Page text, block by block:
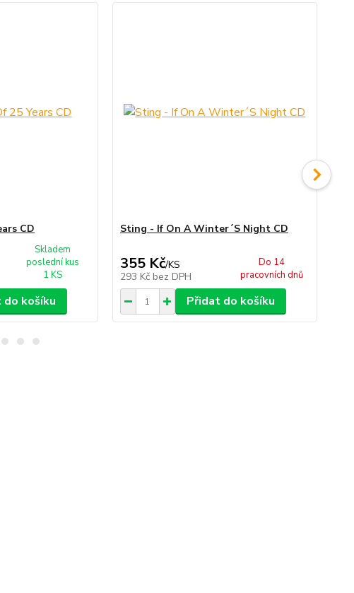
CD
Skladem
poslední kus
1 KS
do košíku
Sting - If On A Winter´S Night CD
355 Kč/KS
293 Kč bez DPH
Do 14
pracovních dnů
Přidat do košíku